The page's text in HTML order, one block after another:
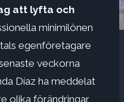
att lyfta och
minimilönen
egenföretagare
veckorna
Díaz ha meddelat
olika förändringar